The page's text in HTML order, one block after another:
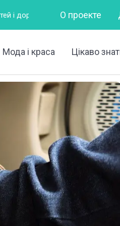
Горизонтально – це як?
О проекте
Мода і краса Цікаво